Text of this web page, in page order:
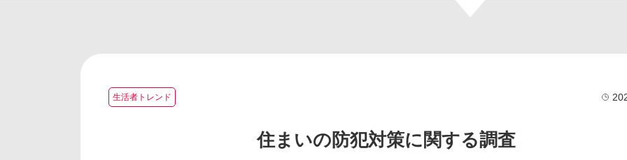
生活者トレンド
住まいの防犯対策に関する調査